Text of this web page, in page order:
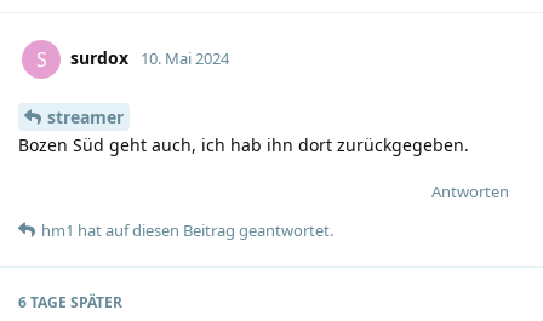
S surdox 10. Mai 2024
streamer
Bozen Süd geht auch, ich hab ihn dort zurückgegeben.
Antworten
hm1 hatauf diesen Beitrag geantwortet.
6 TAGE SPÄTER